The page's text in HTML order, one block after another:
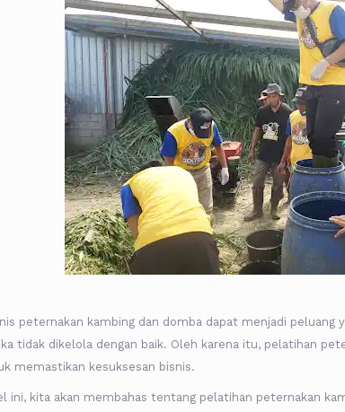
peternakan kambing dan domba dapat menjadi peluang
tidak dikelola dengan baik. Oleh karena itu, pelatihan
memastikan kesuksesan bisnis.
ini, kita akan membahas tentang pelatihan peternakan